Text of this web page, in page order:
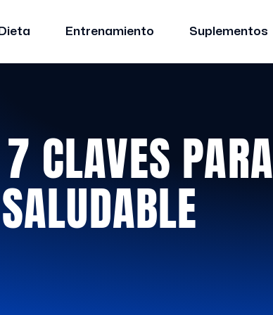
Dieta Entrenamiento Suplementos
CLAVES PARA